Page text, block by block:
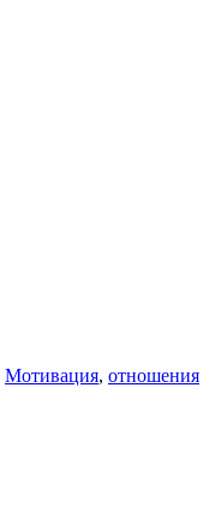
Мотивация, отношения